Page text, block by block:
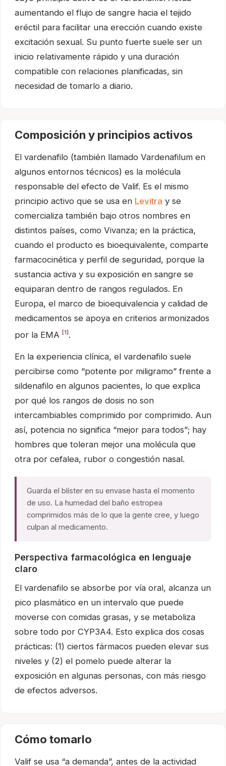
aumentando el flujo de sangre hacia el tejido
eréctil para facilitar una erección cuando existe
excitación sexual. Su punto fuerte suele ser un
inicio relativamente rápido y una duración
compatible con relaciones planificadas, sin
necesidad de tomarlo a diario.
Composición y principios activos
El vardenafilo (también llamado Vardenafilum en
algunos entornos técnicos) es la molécula
responsable del efecto de Valif. Es el mismo
principio activo que se usa en Levitra y se
comercializa también bajo otros nombres en
distintos países, como Vivanza; en la práctica,
cuando el producto es bioequivalente, comparte
farmacocinética y perfil de seguridad, porque la
sustancia activa y su exposición en sangre se
equiparan dentro de rangos regulados. En
Europa, el marco de bioequivalencia y calidad de
medicamentos se apoya en criterios armonizados
por la EMA
[1] .
En la experiencia clínica, el vardenafilo suele
percibirse como “potente por miligramo” frente a
sildenafilo en algunos pacientes, lo que explica
por qué los rangos de dosis no son
intercambiables comprimido por comprimido. Aun
así, potencia no significa “mejor para todos”; hay
hombres que toleran mejor una molécula que
otra por cefalea, rubor o congestión nasal.
Guarda el blíster en su envase hasta el momento
de uso. La humedad del baño estropea
comprimidos más de lo que la gente cree, y luego
culpan al medicamento.
Perspectiva farmacológica en lenguaje
claro
El vardenafilo se absorbe por vía oral, alcanza un
pico plasmático en un intervalo que puede
moverse con comidas grasas, y se metaboliza
sobre todo por CYP3A4. Esto explica dos cosas
prácticas: (1) ciertos fármacos pueden elevar sus
niveles y (2) el pomelo puede alterar la
exposición en algunas personas, con más riesgo
de efectos adversos.
Cómo tomarlo
Valif se usa “a demanda”, antes de la actividad